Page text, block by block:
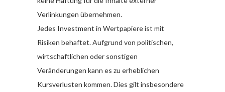
Verlinkungen übernehmen.
Jedes Investment in Wertpapiere ist mit
Risiken behaftet. Aufgrund von politischen,
wirtschaftlichen oder sonstigen
Veränderungen kann es zu erheblichen
Kursverlusten kommen. Dies gilt insbesondere